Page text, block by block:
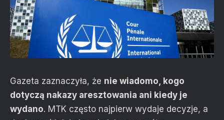
Gazeta zaznaczyła, że nie wiadomo, kogo
dotyczą nakazy aresztowania ani kiedy je
wydano. MTK często najpierw wydaje decyzje, a